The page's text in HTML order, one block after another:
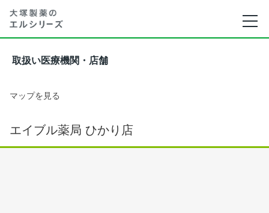
取扱い医療機関・店舗
マップを見る
エイブル薬局 ひかり店